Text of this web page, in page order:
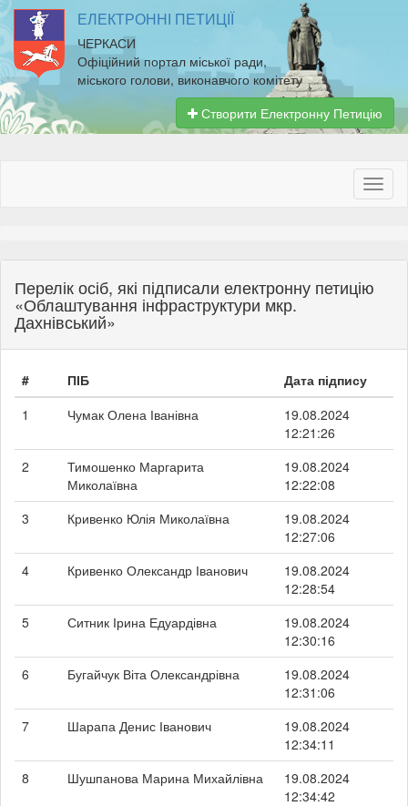
ЕЛЕКТРОННІ ПЕТИЦІЇ
ЧЕРКАСИ
Офіційний портал міської ради,
міського голови, виконавчого комітету
Створити Електронну Петицію
Перелік осіб, які підписали електронну петицію
«Облаштування інфраструктури мкр.
Дахнівський»
# ПІБ
Дата підпису
1
Чумак Олена Іванівна
19.08.2024
12:21:26
2
Тимошенко Маргарита
Миколаївна
19.08.2024
12:22:08
3
Кривенко Юлія Миколаївна
19.08.2024
12:27:06
4
Кривенко Олександр Іванович
19.08.2024
12:28:54
5
Ситник Ірина Едуардівна
19.08.2024
12:30:16
6
Бугайчук Віта Олександрівна
19.08.2024
12:31:06
7
Шарапа Денис Іванович
19.08.2024
12:34:11
8
Шушпанова Марина Михайлівна
19.08.2024
12:34:42